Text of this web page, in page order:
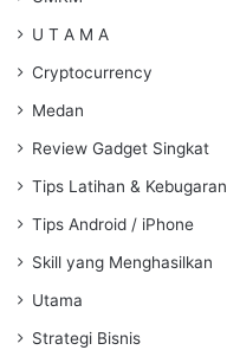
U T A M A
Cryptocurrency
Medan
Review Gadget Singkat
Tips Latihan & Kebugaran
Tips Android / iPhone
Skill yang Menghasilkan
Utama
Strategi Bisnis